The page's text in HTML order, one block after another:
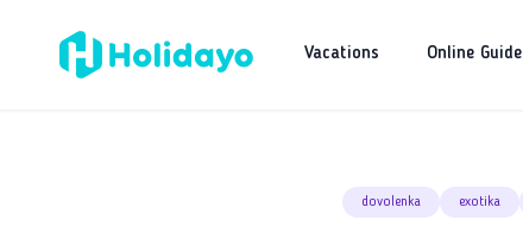
Vacations Online Guide
dovolenka exotika